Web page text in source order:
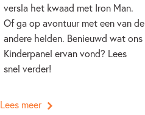
versla het kwaad met Iron Man.
Of ga op avontuur met een van de
andere helden. Benieuwd wat ons
Kinderpanel ervan vond? Lees
snel verder!
Lees meer